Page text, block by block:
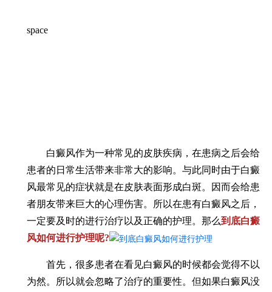
space
白癜风作为一种常见的皮肤疾病，在患病之后会给
患者的日常生活带来非常大的影响。与此同时由于白癜
风最常见的症状就是在皮肤表面形成白斑。因而会给患
者朋友带来巨大的心理伤害。所以在患有白癜风之后，
一定要及时的进行治疗以及正确的护理。那么到底白癜
风如何进行护理呢?
​首先，很多患者在看见白癜风的时候都会觉得不以
为然。所以就会忽略了治疗的重要性。但如果白癜风没